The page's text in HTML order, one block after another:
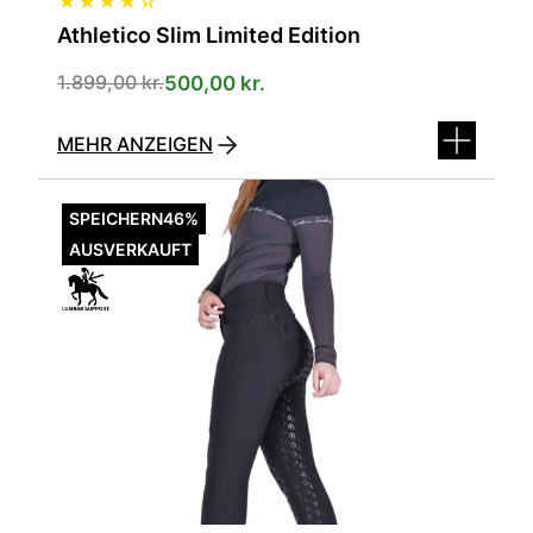
Athletico Slim Limited Edition
1.899,00kr.500,00 kr.
MEHR ANZEIGEN
SPEICHERN46%
AUSVERKAUFT
Produkt
ist
in
verschiedenen
Varianten